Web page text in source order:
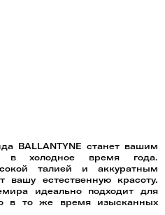
BALLANTYNE станет вашим
в холодное время года.
талией и аккуратным
вашу естественную красоту.
идеально подходит для
в то же время изысканных